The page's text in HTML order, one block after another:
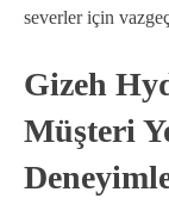
severler için
Gizeh
Müşteri